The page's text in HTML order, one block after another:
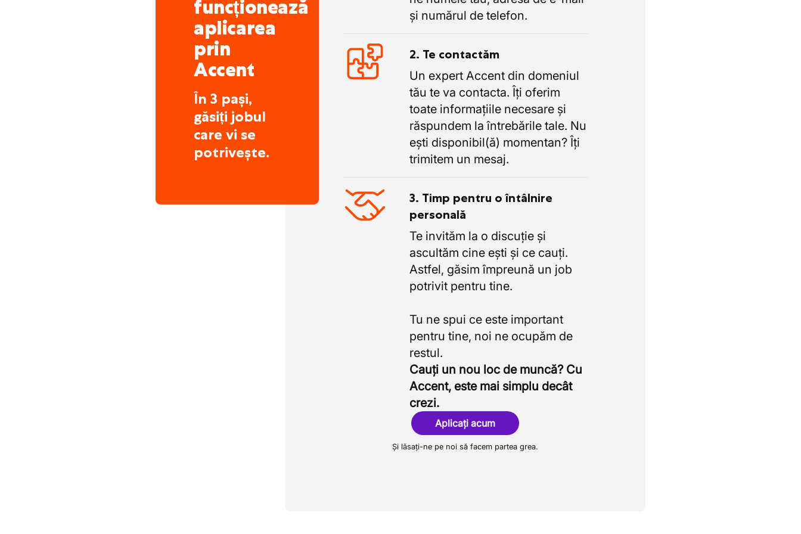
funcționează
aplicarea
prin
Accent
În 3 pași,
găsiți jobul
care vi se
potrivește.
și numărul de telefon.
2. Te contactăm
Un expert Accent din domeniul
tău te va contacta. Îți oferim
toate informațiile necesare și
răspundem la întrebările tale. Nu
ești disponibil(ă) momentan? Îți
trimitem un mesaj.
3. Timp pentru o întâlnire
personală
Te invităm la o discuție și
ascultăm cine ești și ce cauți.
Astfel, găsim împreună un job
potrivit pentru tine.
Tu ne spui ce este important
pentru tine, noi ne ocupăm de
Cauți un nou loc de muncă? Cu
Accent, este mai simplu decât
crezi.
Aplicați acum
Și lăsați-ne pe noi să facem partea grea.